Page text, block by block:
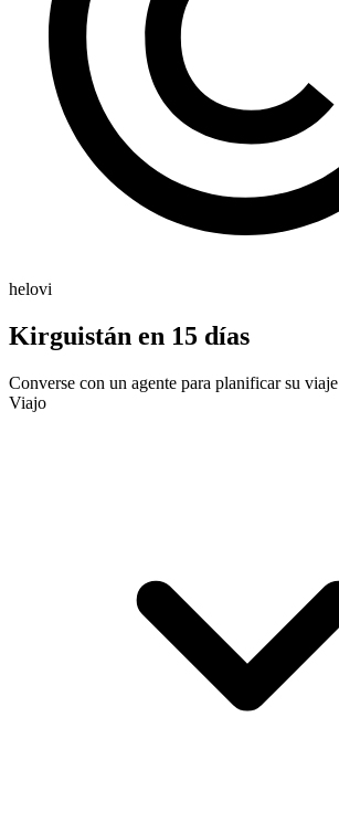
helovi
Kirguistán en 15 días
Converse con un agente para planificar su viaje
Viajo